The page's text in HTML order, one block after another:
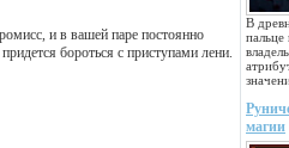
В
пальце
магии
и в вашей паре постоянно
бороться с приступами лени.